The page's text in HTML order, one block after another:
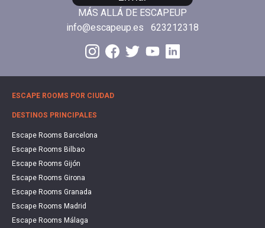
MÁS ALLÁ DE ESCAPEUP
info@escapeup.es 623212318
ESCAPE ROOMS POR CIUDAD
DESTINOS PRINCIPALES
Escape Rooms Barcelona
Escape Rooms Bilbao
Escape Rooms Gijón
Escape Rooms Girona
Escape Rooms Granada
Escape Rooms Madrid
Escape Rooms Málaga